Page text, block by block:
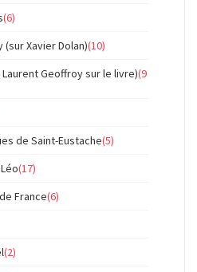
(6)
(sur Xavier Dolan)(10)
Geoffroy sur le livre)(9
de Saint-Eustache(5)
(17)
France(6)
(2)